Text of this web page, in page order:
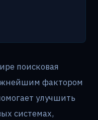
поисковая
фактором
улучшить
системах,